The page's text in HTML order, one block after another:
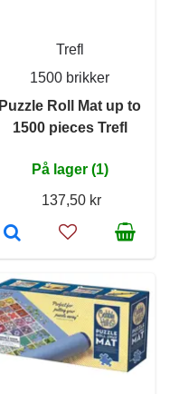
Trefl
1500 brikker
Puzzle Roll Mat up to
1500 pieces Trefl
På lager (1)
137,50 kr